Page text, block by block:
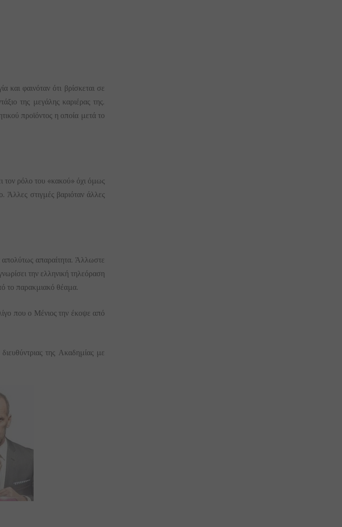
φαινόταν ότι βρίσκεται σε
της μεγάλης καριέρας της.
προϊόντος η οποία μετά το
τον ρόλο του «κακού» όχι όμως
στιγμές βαριόταν άλλες
απολύτως απαραίτητα. Άλλωστε
την ελληνική τηλεόραση
το παρακμιακό θέαμα.
που ο Μένιος την έκοψε από
της Ακαδημίας με